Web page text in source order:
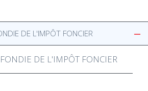
DE L'IMPÔT FONCIER
DE L'IMPÔT FONCIER